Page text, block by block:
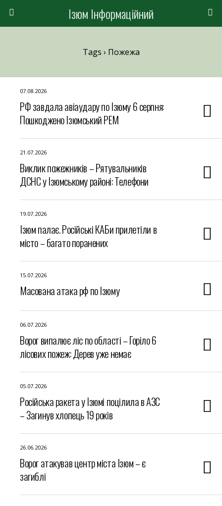
Ізюм Інформаційний
Tags › Пожежа
07.08.2026
РФ завдала авіаудару по Ізюму 6 серпня:
Пошкоджено Ізюмський РЕМ
21.07.2026
Виклик пожежників – Рятувальників
ДСНС у Ізюмському районі: Телефони
19.07.2026
Ізюм палає. Російські КАБи прилетіли в
місто – багато поранених
15.07.2026
Масована атака рф по Ізюму
06.07.2026
Ворог випалює ліс по області – Горіло 6
лісових пожеж: Дерев уже немає
05.07.2026
Російська ракета у Ізюмі поцілила в АЗС
– Загинув хлопець 19 років
26.06.2026
Ворог атакував центр міста Ізюм – є
загиблі